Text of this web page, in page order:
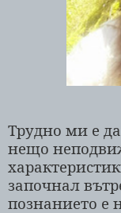
Трудно ми е да
нещо
започнал
познанието е